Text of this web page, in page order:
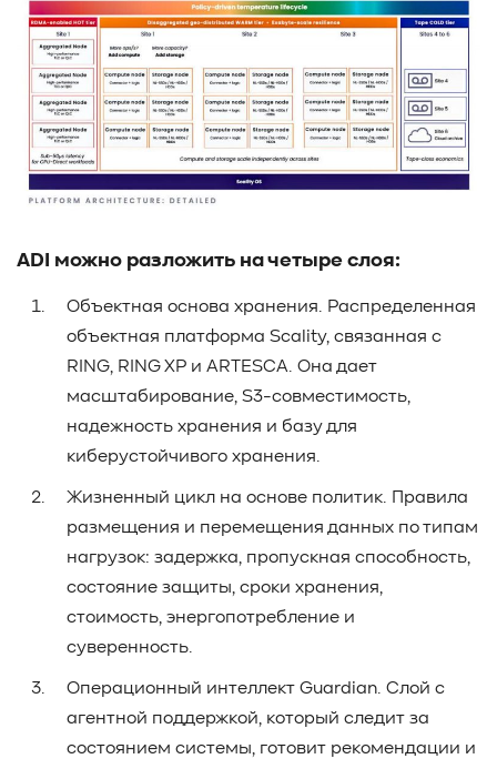
ADI можно разложить на четыре слоя:
Объектная основа хранения. Распределенная
объектная платформа Scality, связанная с
RING, RING XP и ARTESCA. Она дает
масштабирование, S3-совместимость,
надежность хранения и базу для
киберустойчивого хранения.
Жизненный цикл на основе политик. Правила
размещения и перемещения данных по типам
нагрузок: задержка, пропускная способность,
состояние защиты, сроки хранения,
стоимость, энергопотребление и
суверенность.
Операционный интеллект Guardian. Слой с
агентной поддержкой, который следит за
состоянием системы, готовит рекомендации и